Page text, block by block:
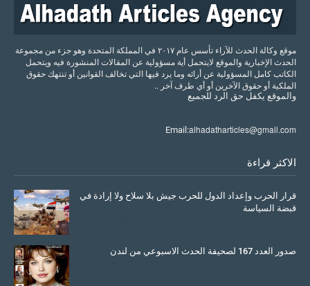
موقع وكالة الحدث للآراء تأسس عام ٢٠١٧ في المملكة المتحدة وهو جزء من مجموعة
الحدث الإخبارية والموقع لايتحمل أية مسؤولية عن المقالات المنشورة فيه ويتحمل
الكاتب كامل المسؤولية عن أرائه وما يرد فيها التي تخالف القوانين أو تنتهك حقوق
الملكية أو حقوق الآخرين أو أي طرف آخر ..
والموقع يكفل حق الرد للجميع
Email:alhadatharticles@gmail.com
الاكثر قراءة
قرار الحرب وإعداد الدول للحرب جيش بلا سلاح ولا إرادة في
قبضة السياسة
صدور العدد 167 لصحيفة الحدث الاسبوعي من لندن